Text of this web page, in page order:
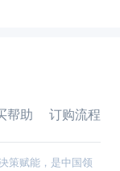
帮助 订购流程
策赋能，是中国领